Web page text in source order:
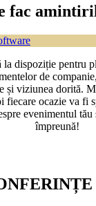
fac
la dispoziție pentru
de
și viziunea dorită.
fiecare ocazie va fi
evenimentul
împreună!